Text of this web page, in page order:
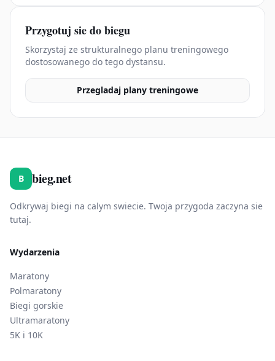
Przygotuj sie do biegu
Skorzystaj ze strukturalnego planu treningowego
dostosowanego do tego dystansu.
Przegladaj plany treningowe
B bieg.net
Odkrywaj biegi na calym swiecie. Twoja przygoda zaczyna sie
tutaj.
Wydarzenia
Maratony
Polmaratony
Biegi gorskie
Ultramaratony
5K i 10K